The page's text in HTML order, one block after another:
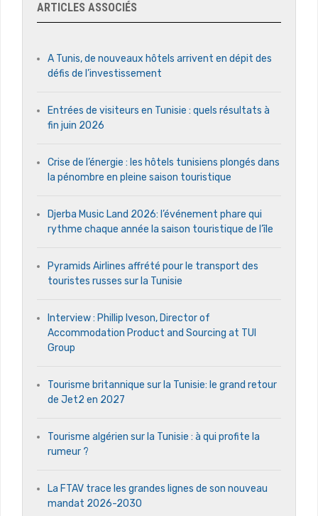
ARTICLES ASSOCIÉS
A Tunis, de nouveaux hôtels arrivent en dépit des
défis de l’investissement
Entrées de visiteurs en Tunisie : quels résultats à
fin juin 2026
Crise de l’énergie : les hôtels tunisiens plongés dans
la pénombre en pleine saison touristique
Djerba Music Land 2026: l’événement phare qui
rythme chaque année la saison touristique de l’île
Pyramids Airlines affrété pour le transport des
touristes russes sur la Tunisie
Interview : Phillip Iveson, Director of
Accommodation Product and Sourcing at TUI
Group
Tourisme britannique sur la Tunisie: le grand retour
de Jet2 en 2027
Tourisme algérien sur la Tunisie : à qui profite la
rumeur ?
La FTAV trace les grandes lignes de son nouveau
mandat 2026-2030